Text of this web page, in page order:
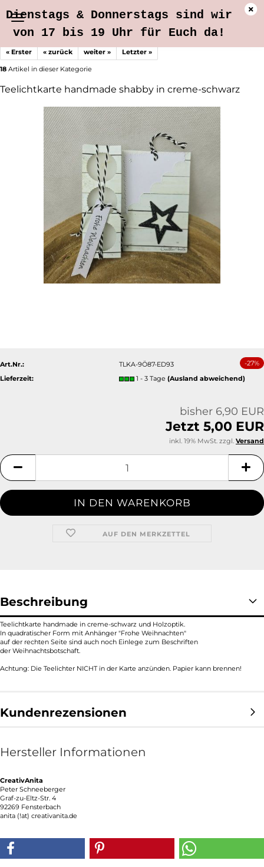
Dienstags & Donnerstags sind wir
von 17 bis 19 Uhr für Euch da!
« Erster « zurück weiter » Letzter »
18 Artikel in dieser Kategorie
Teelichtkarte handmade shabby in creme-schwarz
-27%
Art.Nr.:
TLKA-9Ö87-ED93
Lieferzeit:
1 - 3 Tage (Ausland abweichend)
bisher 6,90 EUR
Jetzt 5,00 EUR
inkl. 19% MwSt. zzgl. Versand
AUF DEN MERKZETTEL
Beschreibung
Teelichtkarte handmade in creme-schwarz und Holzoptik.
In quadratischer Form mit Anhänger "Frohe Weihnachten"
auf der rechten Seite sind auch noch Einlege zum Beschriften
der Weihnachtsbotschaft.
Achtung: Die Teelichter NICHT in der Karte anzünden. Papier kann brennen!
Kundenrezensionen
Hersteller Informationen
CreativAnita
Peter Schneeberger
Graf-zu-Eltz-Str. 4
92269 Fensterbach
anita (!at) creativanita.de